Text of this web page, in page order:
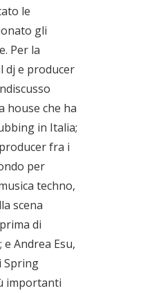
le
gli
Per la
dj e producer
house che ha
in Italia;
fra i
per
techno,
scena
di
Andrea Esu,
Spring
importanti